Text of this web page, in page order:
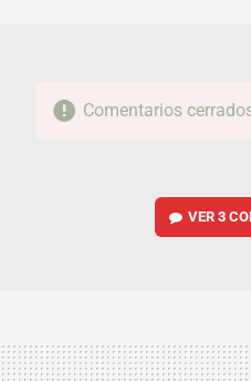
Comentarios
VER3